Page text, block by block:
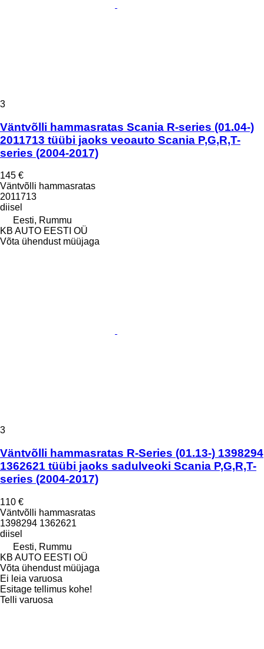
3
Väntvõlli hammasratas Scania R-series (01.04-)
2011713 tüübi jaoks veoauto Scania P,G,R,T-
series (2004-2017)
145 €
Väntvõlli hammasratas
2011713
diisel
Eesti, Rummu
KB AUTO EESTI OÜ
Võta ühendust müüjaga
3
Väntvõlli hammasratas R-Series (01.13-) 1398294
1362621 tüübi jaoks sadulveoki Scania P,G,R,T-
series (2004-2017)
110 €
Väntvõlli hammasratas
1398294 1362621
diisel
Eesti, Rummu
KB AUTO EESTI OÜ
Võta ühendust müüjaga
Ei leia varuosa
Esitage tellimus kohe!
Telli varuosa